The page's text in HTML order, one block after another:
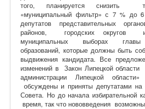
того, планируется снизить
«муниципальный фильтр» с 7 % до
депутатов представительных
районов, городских округов
муниципальных выборах главы
образований, которые должны быть
выдвижения кандидата. Все
изменений в Закон Липецкой
администрации Липецкой
обсуждены и приняты депутатами на
Совета. Но до начала избирательной
время, так что нововведения